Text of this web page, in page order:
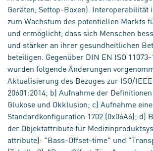
Geräten, Settop-Boxen). Interoperabilität
zum Wachstum des potentiellen Markts
und ermöglicht, dass sich Menschen
und stärker an ihrer gesundheitlichen
beteiligen. Gegenüber DIN EN ISO
wurden folgende Änderungen
Aktualisierung des Bezuges zur ISO/
20601:2014; b) Aufnahme der
Glukose und Okklusion; c) Aufnahme
Standardkonfiguration 1702 (0x06A6); d)
der Objektattribute für
attribute): "Bass-Offset-time" und